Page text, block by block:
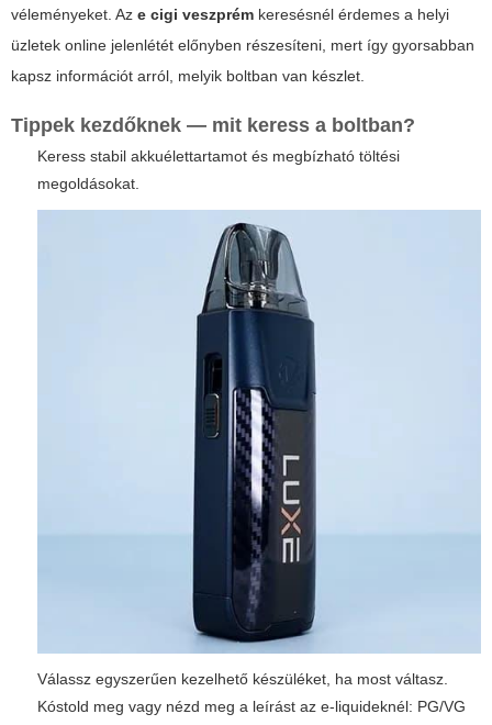
véleményeket. Az e cigi veszprém keresésnél érdemes a helyi
üzletek online jelenlétét előnyben részesíteni, mert így gyorsabban
kapsz információt arról, melyik boltban van készlet.
Tippek kezdőknek — mit keress a boltban?
Keress stabil akkuélettartamot és megbízható töltési
megoldásokat.
Válassz egyszerűen kezelhető készüléket, ha most váltasz.
Kóstold meg vagy nézd meg a leírást az e-liquideknél: PG/VG